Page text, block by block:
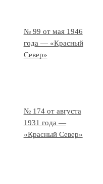
№ 99 от мая 1946
года — «Красный
Север»
№ 174 от августа
1931 года —
«Красный Север»